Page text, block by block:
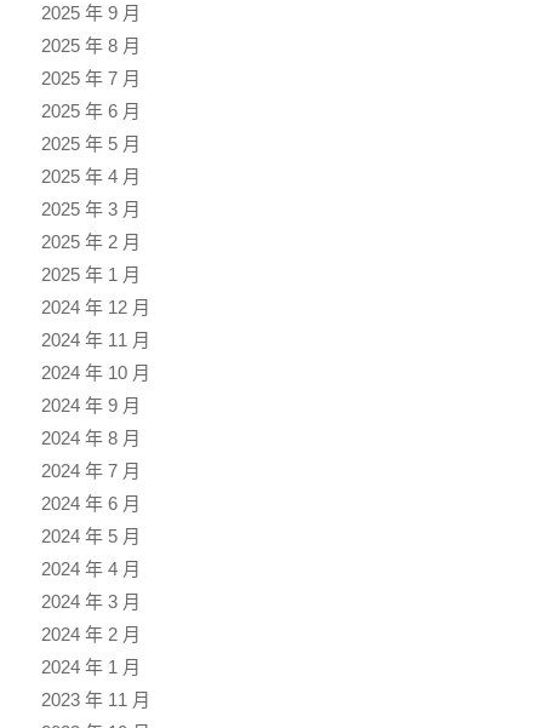
2025 年 9 月
2025 年 8 月
2025 年 7 月
2025 年 6 月
2025 年 5 月
2025 年 4 月
2025 年 3 月
2025 年 2 月
2025 年 1 月
2024 年 12 月
2024 年 11 月
2024 年 10 月
2024 年 9 月
2024 年 8 月
2024 年 7 月
2024 年 6 月
2024 年 5 月
2024 年 4 月
2024 年 3 月
2024 年 2 月
2024 年 1 月
2023 年 11 月